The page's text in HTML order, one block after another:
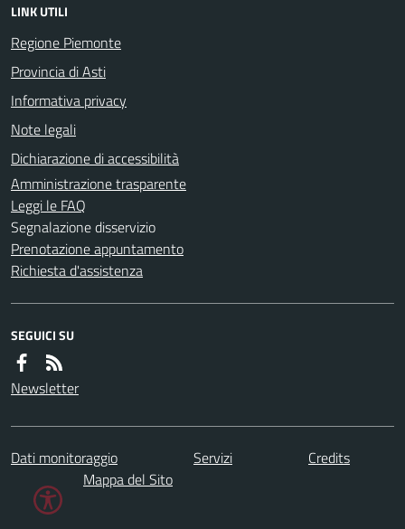
LINK UTILI
Regione Piemonte
Provincia di Asti
Informativa privacy
Note legali
Dichiarazione di accessibilità
Amministrazione trasparente
Leggi le FAQ
Segnalazione disservizio
Prenotazione appuntamento
Richiesta d'assistenza
SEGUICI SU
Newsletter
Dati monitoraggio Servizi
Credits
Mappa del Sito